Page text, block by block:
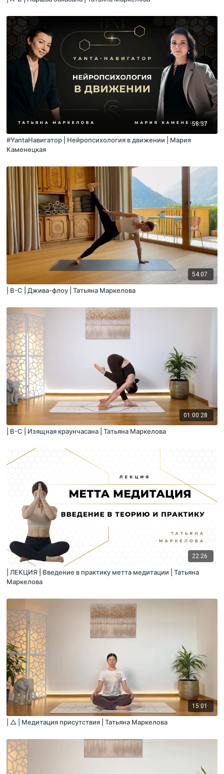
58:37
#YantaНавигатор | Нейропсихология в движении | Мария
Каменецкая
54:07
| B-C | Джива-флоу | Татьяна Маркелова
01:00:28
| B-C | Изящная краунчасана | Татьяна Маркелова
22:26
| ЛЕКЦИЯ | Введение в практику метта медитации | Татьяна
Маркелова
15:01
| △ | Медитация присутствия | Татьяна Маркелова